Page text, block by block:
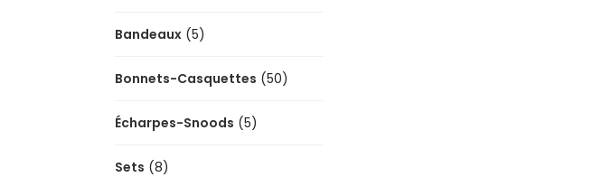
Bandeaux (5)
Bonnets-Casquettes (50)
Écharpes-Snoods (5)
Sets (8)